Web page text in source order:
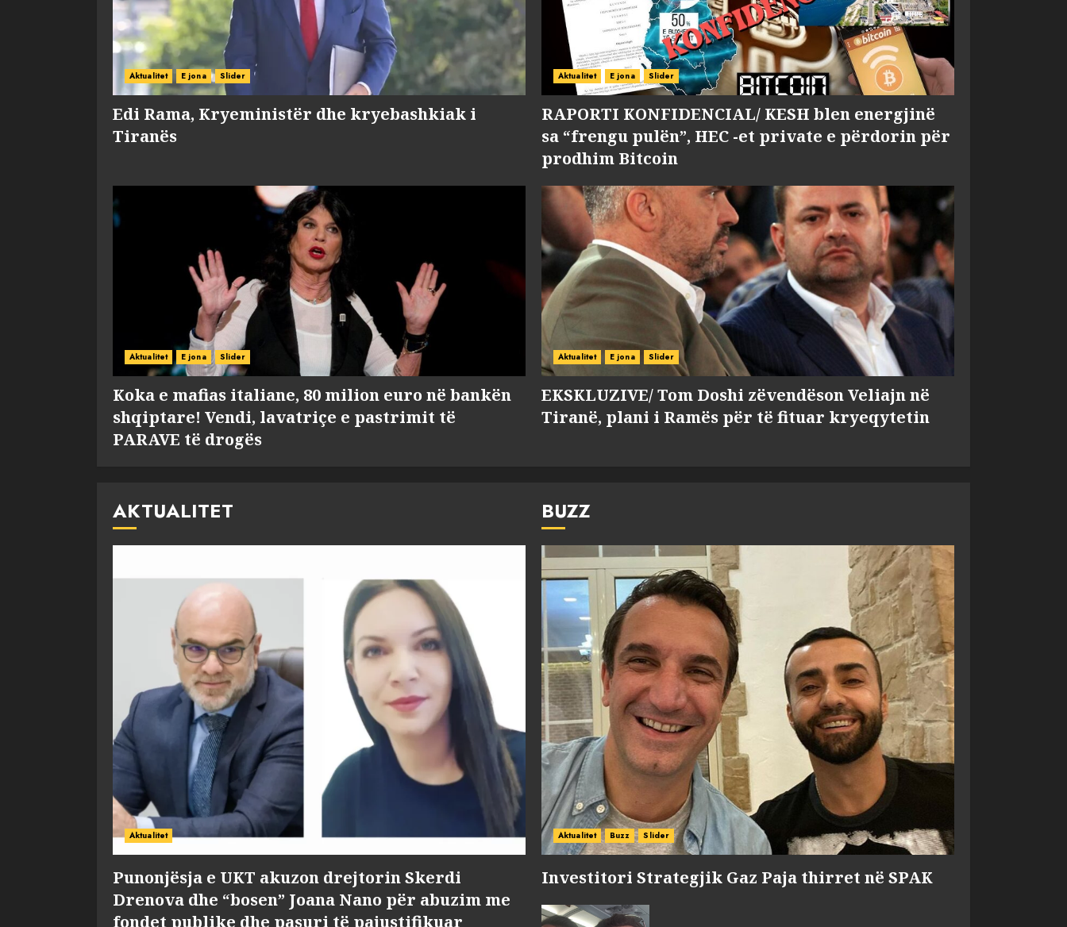
Aktualitet E jona Slider
Edi Rama, Kryeministër dhe kryebashkiak i
Tiranës
Aktualitet E jona Slider
RAPORTI KONFIDENCIAL/ KESH blen energjinë
sa “frengu pulën”, HEC -et private e përdorin për
prodhim Bitcoin
Aktualitet E jona Slider
Koka e mafias italiane, 80 milion euro në bankën
shqiptare! Vendi, lavatriçe e pastrimit të
PARAVE të drogës
Aktualitet E jona Slider
EKSKLUZIVE/ Tom Doshi zëvendëson Veliajn në
Tiranë, plani i Ramës për të fituar kryeqytetin
AKTUALITET
Aktualitet
Punonjësja e UKT akuzon drejtorin Skerdi
Drenova dhe “bosen” Joana Nano për abuzim me
fondet publike dhe pasuri të pajustifikuar
BUZZ
Aktualitet Buzz Slider
Investitori Strategjik Gaz Paja thirret në SPAK